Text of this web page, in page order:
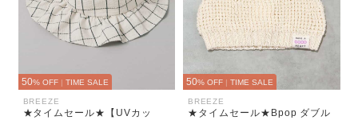
50% OFF | TIME SALE
BREEZE
★タイムセール★【UVカッ
50% OFF | TIME SALE
BREEZE
★タイムセール★Bpop ダブル